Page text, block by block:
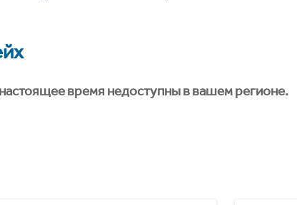
время недоступны в вашем регионе.